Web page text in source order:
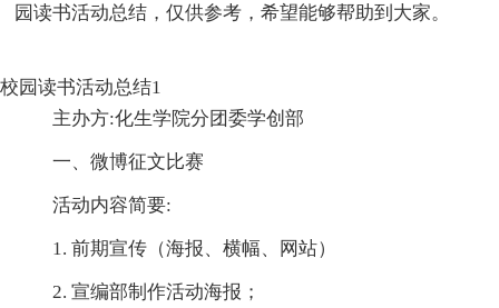
园读书活动总结，仅供参考，希望能够帮助到大家。
校园读书活动总结1
主办方:化生学院分团委学创部
一、微博征文比赛
活动内容简要:
1. 前期宣传（海报、横幅、网站）
2. 宣编部制作活动海报；